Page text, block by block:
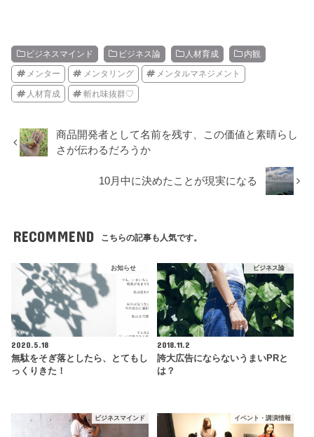
ビジネスマインド ビジネス論 人材育成 内観
メンター メンタリング メンタルマネジメント
人材育成 斬れ味抜群♡
商品開発者として名前を残す、この価値と素晴らし
さが伝わるだろうか
10月中に決めたことが現実になる
RECOMMEND こちらの記事も人気です。
お知らせ
2020.5.18
無駄をそぎ落としたら、とてもし
っくりきた！
ビジネス論
2018.11.2
誇大広告にならないうまいPRと
は？
ビジネスマインド イベント・講演情報